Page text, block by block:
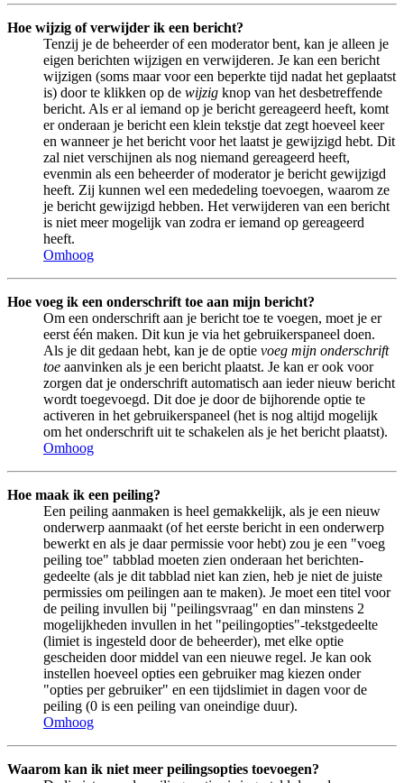
Hoe wijzig of verwijder ik een bericht?
Tenzij je de beheerder of een moderator bent, kan je alleen je
eigen berichten wijzigen en verwijderen. Je kan een bericht
wijzigen (soms maar voor een beperkte tijd nadat het geplaatst
is) door te klikken op de wijzig knop van het desbetreffende
bericht. Als er al iemand op je bericht gereageerd heeft, komt
er onderaan je bericht een klein tekstje dat zegt hoeveel keer
en wanneer je het bericht voor het laatst je gewijzigd hebt. Dit
zal niet verschijnen als nog niemand gereageerd heeft,
evenmin als een beheerder of moderator je bericht gewijzigd
heeft. Zij kunnen wel een mededeling toevoegen, waarom ze
je bericht gewijzigd hebben. Het verwijderen van een bericht
is niet meer mogelijk van zodra er iemand op gereageerd
heeft.
Omhoog
Hoe voeg ik een onderschrift toe aan mijn bericht?
Om een onderschrift aan je bericht toe te voegen, moet je er
eerst één maken. Dit kun je via het gebruikerspaneel doen.
Als je dit gedaan hebt, kan je de optie voeg mijn onderschrift
toe aanvinken als je een bericht plaatst. Je kan er ook voor
zorgen dat je onderschrift automatisch aan ieder nieuw bericht
wordt toegevoegd. Dit doe je door de bijhorende optie te
activeren in het gebruikerspaneel (het is nog altijd mogelijk
om het onderschrift uit te schakelen als je het bericht plaatst).
Omhoog
Hoe maak ik een peiling?
Een peiling aanmaken is heel gemakkelijk, als je een nieuw
onderwerp aanmaakt (of het eerste bericht in een onderwerp
bewerkt en als je daar permissie voor hebt) zou je een "voeg
peiling toe" tabblad moeten zien onderaan het berichten-
gedeelte (als je dit tabblad niet kan zien, heb je niet de juiste
permissies om peilingen aan te maken). Je moet een titel voor
de peiling invullen bij "peilingsvraag" en dan minstens 2
mogelijkheden invullen in het "peilingopties"-tekstgedeelte
(limiet is ingesteld door de beheerder), met elke optie
gescheiden door middel van een nieuwe regel. Je kan ook
instellen hoeveel opties een gebruiker mag kiezen onder
"opties per gebruiker" en een tijdslimiet in dagen voor de
peiling (0 is een peiling van oneindige duur).
Omhoog
Waarom kan ik niet meer peilingsopties toevoegen?